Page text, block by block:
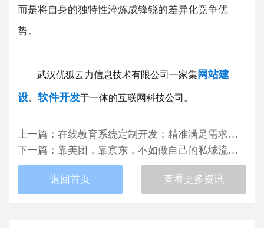
而是将自身的独特性淬炼成锋锐的差异化竞争优
势。
武汉优狐云力信息技术有限公司一家集网站建
设、 软件开发于一体的互联网科技公司。
上一篇 ： 在线教育系统定制开发：精准满足需求，打造专属教学平台
下一篇 ： 靠美团，靠京东，不如做自己的私域流量：让专属软件打造你的客户王国
返回首页 查看更多资讯